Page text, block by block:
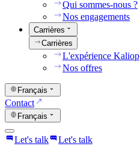
Qui sommes-nous ?
Nos engagements
Carrières
Carrières
L'expérience Kaliop
Nos offres
Français
Contact
Français
Let's talk Let's talk